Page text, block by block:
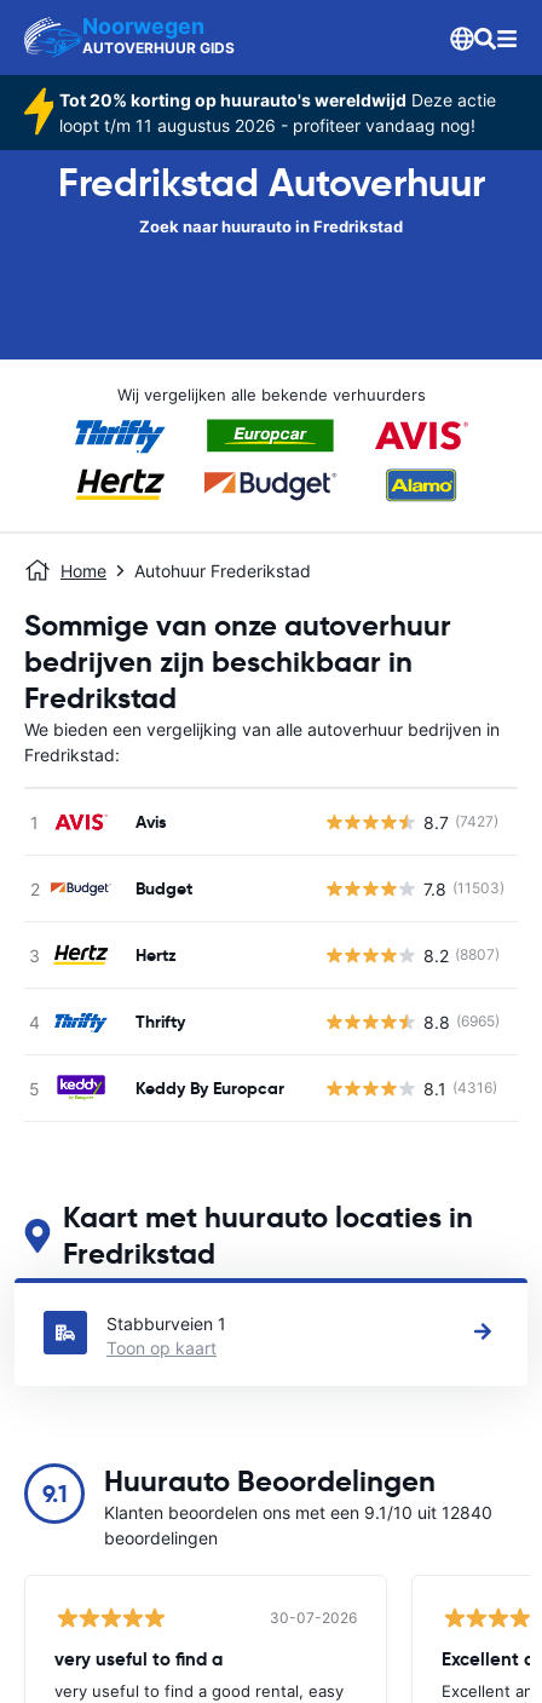
Noorwegen
AUTOVERHUUR GIDS
Tot 20% korting op huurauto's wereldwijd Deze actie
loopt t/m 11 augustus 2026 - profiteer vandaag nog!
Fredrikstad Autoverhuur
Zoek naar huurauto in Fredrikstad
Wij vergelijken alle bekende verhuurders
Home Autohuur Frederikstad
Sommige van onze autoverhuur
bedrijven zijn beschikbaar in
Fredrikstad
We bieden een vergelijking van alle autoverhuur bedrijven in
Fredrikstad:
Avis 8.7 (7427)
Budget 7.8 (11503)
Hertz 8.2 (8807)
Thrifty 8.8 (6965)
Keddy By Europcar 8.1 (4316)
Kaart met huurauto locaties in
Fredrikstad
Zie onze belangrijkste autoverhuur locaties in Fredrikstad
Stabburveien 1
Toon op kaart
9.1 Huurauto Beoordelingen
Klanten beoordelen ons met een 9.1/10 uit 12840
beoordelingen
30-07-2026
very useful to find a
very useful to find a good rental, easy
Excellent
Excellent